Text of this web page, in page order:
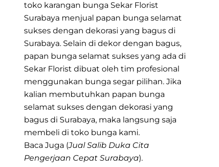
toko karangan bunga Sekar Florist
Surabaya menjual papan bunga selamat
sukses dengan dekorasi yang bagus di
Surabaya. Selain di dekor dengan bagus,
papan bunga selamat sukses yang ada di
Sekar Florist dibuat oleh tim profesional
menggunakan bunga segar pilihan. Jika
kalian membutuhkan papan bunga
selamat sukses dengan dekorasi yang
bagus di Surabaya, maka langsung saja
membeli di toko bunga kami.
Baca Juga (Jual Salib Duka Cita
Pengerjaan Cepat Surabaya).